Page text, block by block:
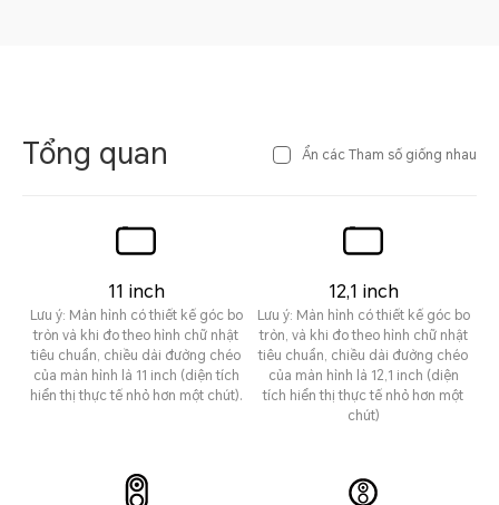
Tổng quan Ẩn các Tham số giống nhau
11 inch
Lưu ý: Màn hình có thiết kế góc bo
tròn và khi đo theo hình chữ nhật
tiêu chuẩn, chiều dài đường chéo
của màn hình là 11 inch (diện tích
hiển thị thực tế nhỏ hơn một chút).
12,1 inch
Lưu ý: Màn hình có thiết kế góc bo
tròn, và khi đo theo hình chữ nhật
tiêu chuẩn, chiều dài đường chéo
của màn hình là 12,1 inch (diện
tích hiển thị thực tế nhỏ hơn một
chút)